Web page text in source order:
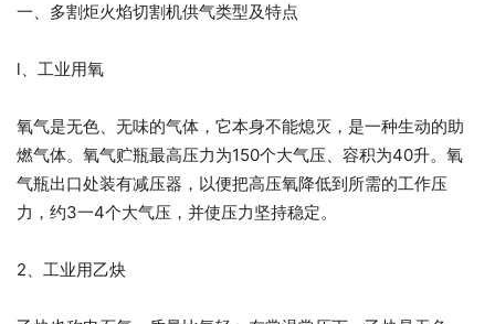
一、多割炬火焰切割机供气类型及特点
l、工业用氧
氧气是无色、无味的气体，它本身不能熄灭，是一种生动的助
燃气体。氧气贮瓶最高压力为150个大气压、容积为40升。氧
气瓶出口处装有减压器，以便把高压氧降低到所需的工作压
力，约3一4个大气压，并使压力坚持稳定。
2、工业用乙炔